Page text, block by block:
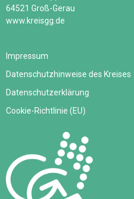
64521 Groß-Gerau
www.kreisgg.de
Impressum
Datenschutzhinweise des Kreises
Datenschutzerklärung
Cookie-Richtlinie (EU)